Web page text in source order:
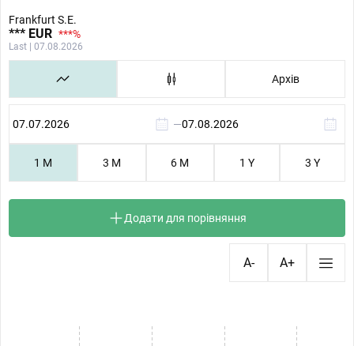
Frankfurt S.E.
*** EUR ***%
Last | 07.08.2026
Архів
—
1 M 3 M 6 M 1 Y 3 Y
Додати для порівняння
A- A+